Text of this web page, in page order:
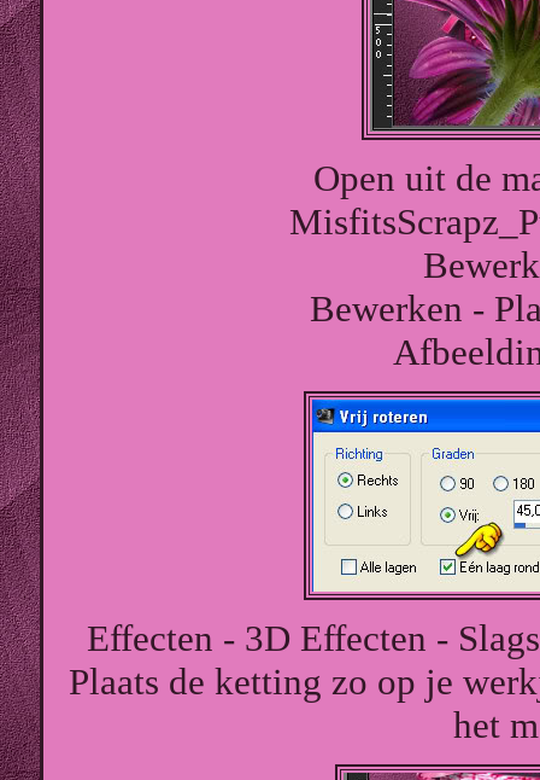
Open uit de
Bewerken -
Effecten - 3D Effecten -
Plaats de ketting zo op je
het